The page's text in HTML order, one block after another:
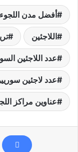
أفضل مدن اللجوء
اللاجئين
عدد اللاجئين
عدد لاجئين
عناوين مراكز